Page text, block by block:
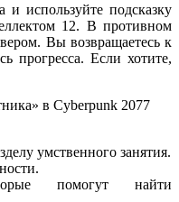
используйте подсказку
12. В противном
Вы возвращаетесь к
прогресса. Если хотите,
умственного занятия.
помогут найти